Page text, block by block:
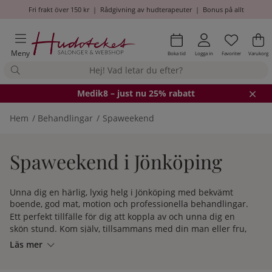
Fri frakt över 150 kr| Rådgivning av hudterapeuter| Bonus på allt
Meny Boka tid Logga in Antal i
.
Favoriter .
Varukorg
Medik8 – just nu 25% rabatt
Hem Behandlingar Spaweekend
Spaweekend i Jönköping
Unna dig en härlig, lyxig helg i Jönköping med bekvämt
boende, god mat, motion och professionella behandlingar.
Ett perfekt tillfälle för dig att koppla av och unna dig en
skön stund. Kom själv, tillsammans med din man eller fru,
eller ta med dig hela tjej- eller killgänget. Alla är välkomna!
Läs mer